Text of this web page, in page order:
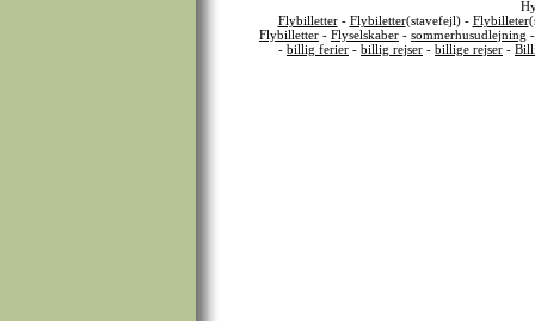
Flybilletter- Flybiletter(stavefejl) - Flybilleter
Flybilletter - Flyselskaber - sommerhusudlejning
- billig ferier - billig rejser - billige rejser -